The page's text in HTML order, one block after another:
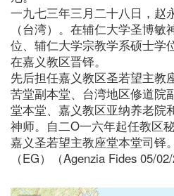
一九七三年三月二十八日，赵
（台湾）。在辅仁大学圣博
位、辅仁大学宗教学系硕士学
在嘉义教区晋铎。
先后担任嘉义教区圣若望主教
苦堂副本堂、台湾地区修道院
堂本堂、嘉义教区亚纳养老院
神师。自二O一六年起任教区
嘉义圣若望主教座堂本堂司铎。
（EG）（Agenzia Fides 05/02/